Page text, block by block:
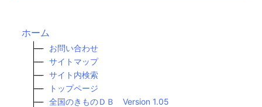
ホーム
お問い合わせ
サイトマップ
サイト内検索
トップページ
全国のきものＤＢ Version 1.05